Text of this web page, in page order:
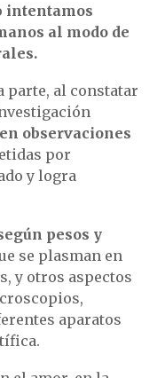
intentamos
al modo de
parte, al constatar
observaciones
por
y logra
pesos y
se plasman en
y otros aspectos
aparatos